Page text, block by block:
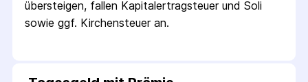
übersteigen, fallen Kapital­ertrag­steuer und Soli
sowie ggf. Kirchensteuer an.